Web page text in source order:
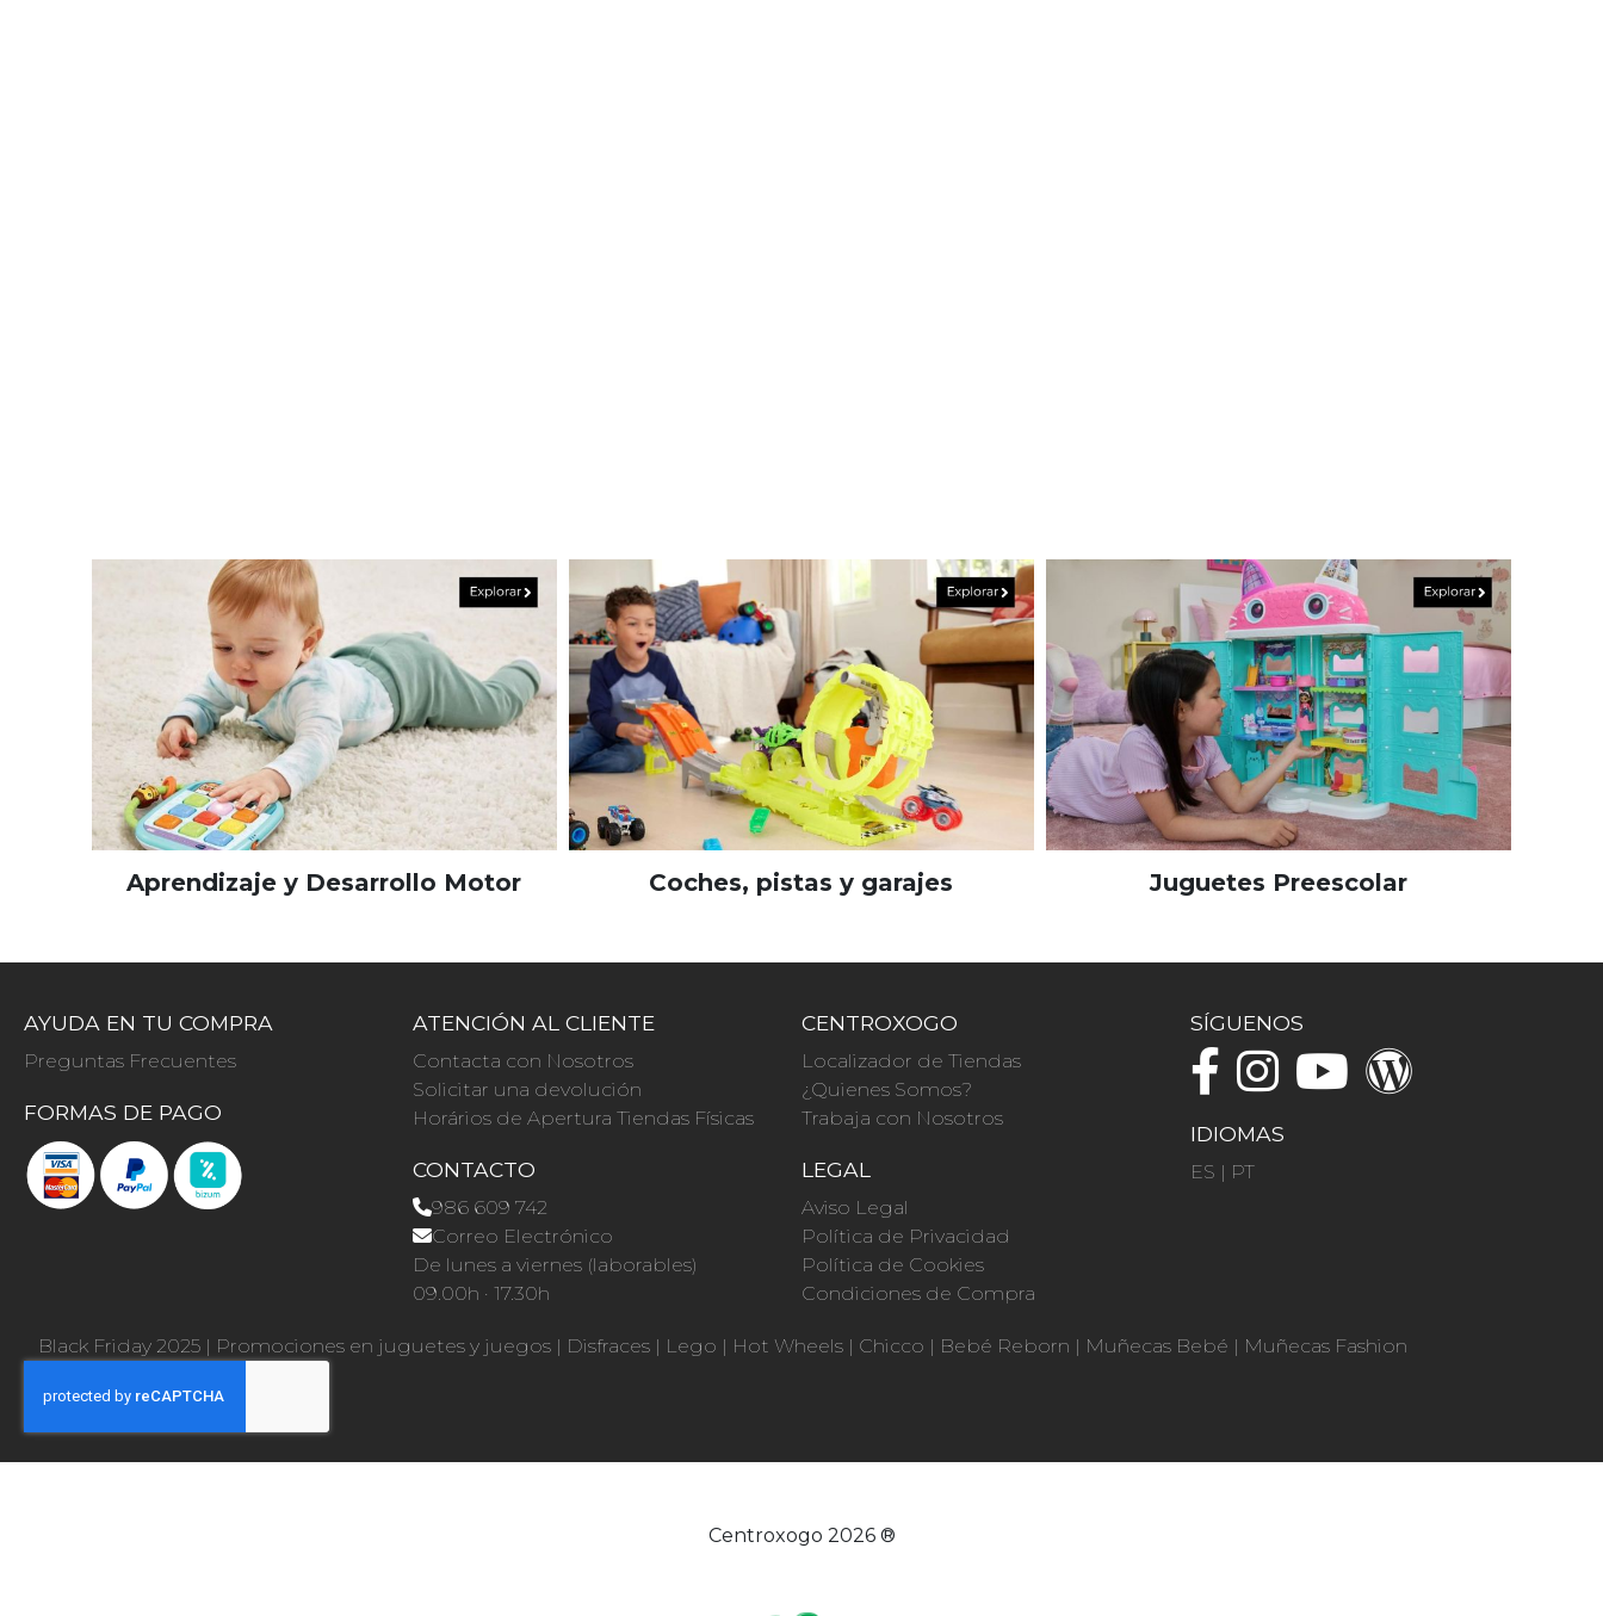
Aprendizaje y Desarrollo Motor Coches, pistas y garajes Juguetes Preescolar
AYUDA EN TU COMPRA
Preguntas Frecuentes
FORMAS DE PAGO
ATENCIÓN AL CLIENTE
Contacta con Nosotros
Solicitar una devolución
Horários de Apertura Tiendas Físicas
CONTACTO
986 609 742
Correo Electrónico
De lunes a viernes (laborables)
09.00h · 17.30h
CENTROXOGO
Localizador de Tiendas
¿Quienes Somos?
Trabaja con Nosotros
LEGAL
Aviso Legal
Política de Privacidad
Política de Cookies
Condiciones de Compra
SÍGUENOS
IDIOMAS
ES | PT
Black Friday 2025 | Promociones en juguetes y juegos | Disfraces | Lego | Hot Wheels | Chicco | Bebé Reborn | Muñecas Bebé | Muñecas Fashion
Centroxogo 2026 ®